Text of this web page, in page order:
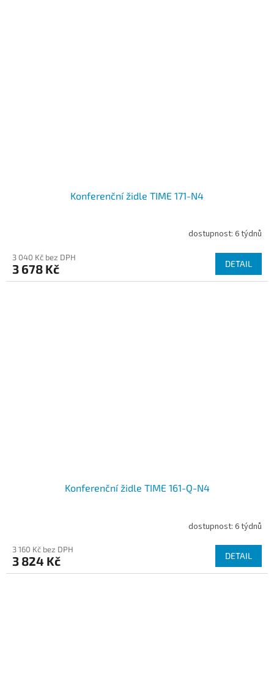
Konferenční židle TIME 171-N4
dostupnost: 6 týdnů
3 040 Kč bez DPH
3 678 Kč DETAIL
Konferenční židle TIME 161-Q-N4
dostupnost: 6 týdnů
3 160 Kč bez DPH
3 824 Kč DETAIL